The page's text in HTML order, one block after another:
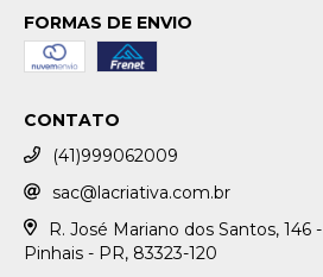
FORMAS DE ENVIO
CONTATO
(41)999062009
sac@lacriativa.com.br
R. José Mariano dos Santos, 146
Pinhais - PR, 83323-120